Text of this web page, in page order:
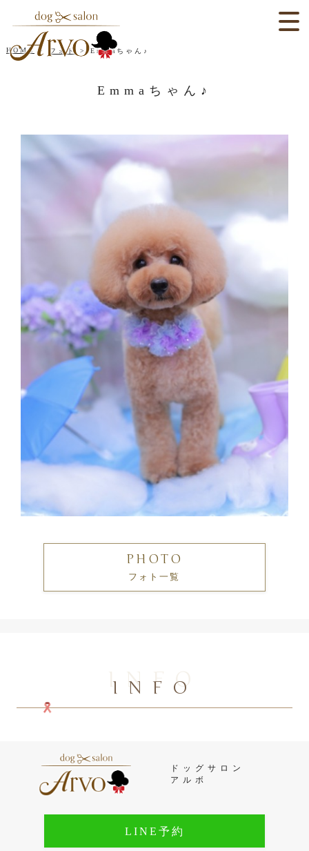
HOME フォト Emmaちゃん♪
Emmaちゃん♪
PHOTO
フォト一覧
INFO
INFO
ドッグサロン
アルボ
LINE予約